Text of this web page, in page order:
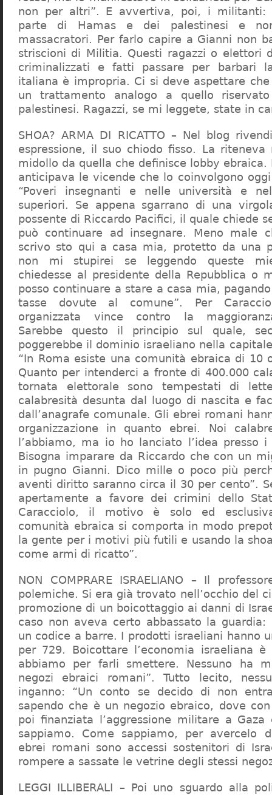
non per altri”. E avvertiva, poi, i militanti:
parte di Hamas e dei palestinesi e
massacratori. Per farlo capire a Gianni non
striscioni di Militia. Questi ragazzi o elettori
criminalizzati e fatti passare per barbari
italiana è impropria. Ci si deve aspettare
un trattamento analogo a quello
palestinesi. Ragazzi, se mi leggete, state in
SHOA? ARMA DI RICATTO – Nel blog
espressione, il suo chiodo fisso. La
midollo da quella che definisce lobby ebraica.
anticipava le vicende che lo coinvolgono
“Poveri insegnanti e nelle università e
superiori. Se appena sgarrano di una
possente di Riccardo Pacifici, il quale chiede
può continuare ad insegnare. Meno male
scrivo sto qui a casa mia, protetto da una
non mi stupirei se leggendo queste
chiedesse al presidente della Repubblica o
posso continuare a stare a casa mia,
tasse dovute al comune”. Per
organizzata vince contro la
Sarebbe questo il principio sul quale,
poggerebbe il dominio israeliano nella
“In Roma esiste una comunità ebraica di 10
Quanto per intenderci a fronte di 400.000
tornata elettorale sono tempestati di
calabresità desunta dal luogo di nascita e
dall’anagrafe comunale. Gli ebrei romani
organizzazione in quanto ebrei. Noi
l’abbiamo, ma io ho lanciato l’idea presso
Bisogna imparare da Riccardo che con un
in pugno Gianni. Dico mille o poco più
aventi diritto saranno circa il 30 per cento”.
apertamente a favore dei crimini dello
Caracciolo, il motivo è solo ed
comunità ebraica si comporta in modo
la gente per i motivi più futili e usando la
come armi di ricatto”.
NON COMPRARE ISRAELIANO – Il
polemiche. Si era già trovato nell’occhio del
promozione di un boicottaggio ai danni di
caso non aveva certo abbassato la guardia:
un codice a barre. I prodotti israeliani hanno
per 729. Boicottare l’economia israeliana è
abbiamo per farli smettere. Nessuno ha
negozi ebraici romani”. Tutto lecito,
inganno: “Un conto se decido di non
sapendo che è un negozio ebraico, dove
poi finanziata l’aggressione militare a
sappiamo. Come sappiamo, per avercelo
ebrei romani sono accessi sostenitori di
rompere a sassate le vetrine degli stessi
LEGGI ILLIBERALI – Poi uno sguardo alla